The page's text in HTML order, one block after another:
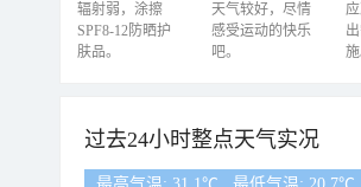
辐射弱，涂擦
SPF8-12防晒护
肤品。
天气较好，尽情
感受运动的快乐
吧。
施
过去24小时整点天气实况